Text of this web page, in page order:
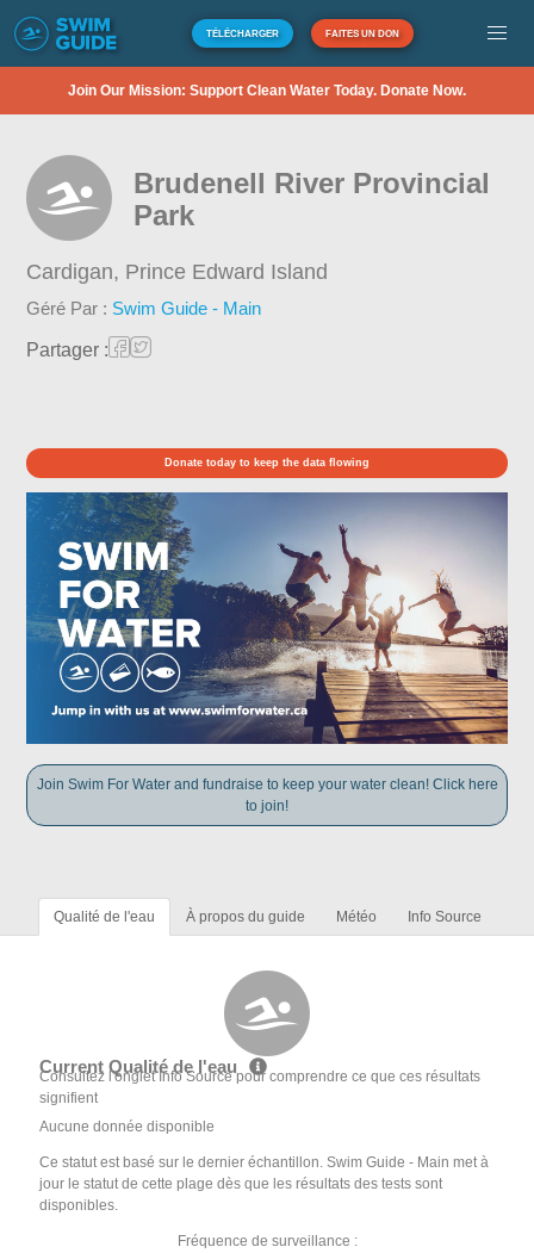
TÉLÉCHARGER FAITES UN DON
Join Our Mission: Support Clean Water Today. Donate Now.
Brudenell River Provincial
Park
Cardigan, Prince Edward Island
Géré Par : Swim Guide - Main
Partager :
Donate today to keep the data flowing
Join Swim For Water and fundraise to keep your water clean! Click here
to join!
Qualité de l'eau À propos du guide Météo Info Source
Current Qualité de l'eau
Consultez l'onglet Info Source pour comprendre ce que ces résultats
signifient
Aucune donnée disponible
Ce statut est basé sur le dernier échantillon. Swim Guide - Main met à
jour le statut de cette plage dès que les résultats des tests sont
disponibles.
Fréquence de surveillance :